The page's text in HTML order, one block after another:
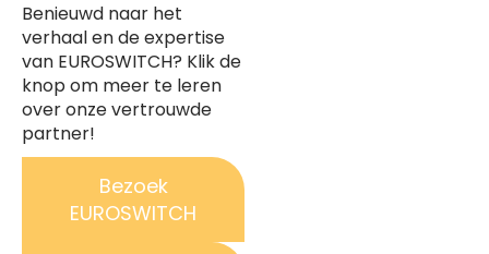
Benieuwd naar het
verhaal en de expertise
van EUROSWITCH? Klik de
knop om meer te leren
over onze vertrouwde
partner!
Bezoek
EUROSWITCH